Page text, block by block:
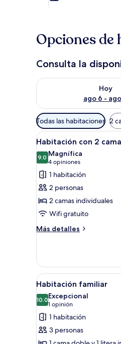
Opciones de
Consulta la
Hoy
ago 6 -
Consulta la
Filtros
disponibles
para
las
habitaciones
Todas las habitaciones 2
Abrir
todas
las
fotos
de
Habitación
con
2
camas
4
Habitación con 2
9.09.0 de 10
Magnífica
4 opiniones
(4
opiniones)
1 habitación
2 personas
2 camas individuales
Wifi gratuito
Más detalles
Más
con
camas
individuales
Abrir
todas
las
fotos
de
Habitación
4
Habitación familiar
10.010.0 de 10
Excepcional
1 opinión
(1
opinión)
1 habitación
3 personas